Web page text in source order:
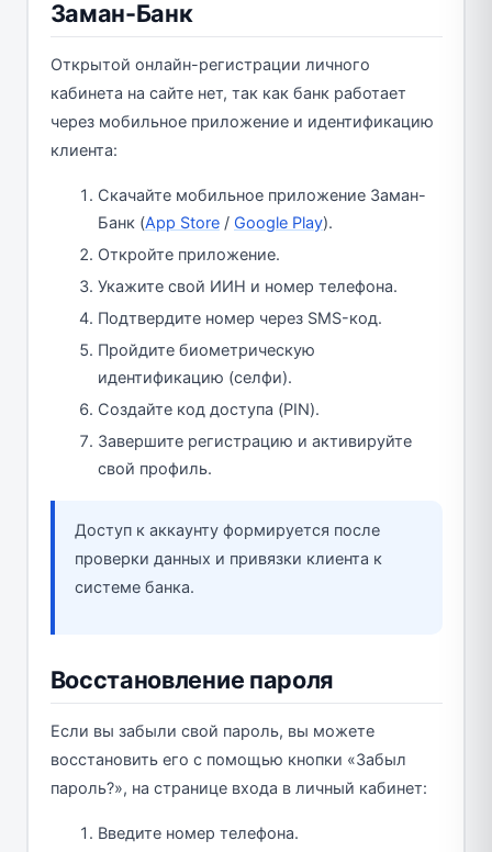
Заман-Банк
Открытой онлайн-регистрации личного
кабинета на сайте нет, так как банк работает
через мобильное приложение и идентификацию
клиента:
Скачайте мобильное приложение Заман-
Банк (App Store / Google Play).
Откройте приложение.
Укажите свой ИИН и номер телефона.
Подтвердите номер через SMS-код.
Пройдите биометрическую
идентификацию (селфи).
Создайте код доступа (PIN).
Завершите регистрацию и активируйте
свой профиль.
Доступ к аккаунту формируется после
проверки данных и привязки клиента к
системе банка.
Восстановление пароля
Если вы забыли свой пароль, вы можете
восстановить его с помощью кнопки «Забыл
пароль?», на странице входа в личный кабинет:
Введите номер телефона.